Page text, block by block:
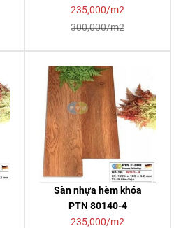
235,000/m2
300,000/m2
Sàn nhựa hèm khóa
PTN 80140-4
235,000/m2